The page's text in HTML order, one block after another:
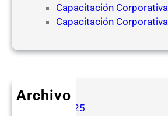
Capacitación Corporativa
Capacitación Corporativa
Archivo
mayo 2025